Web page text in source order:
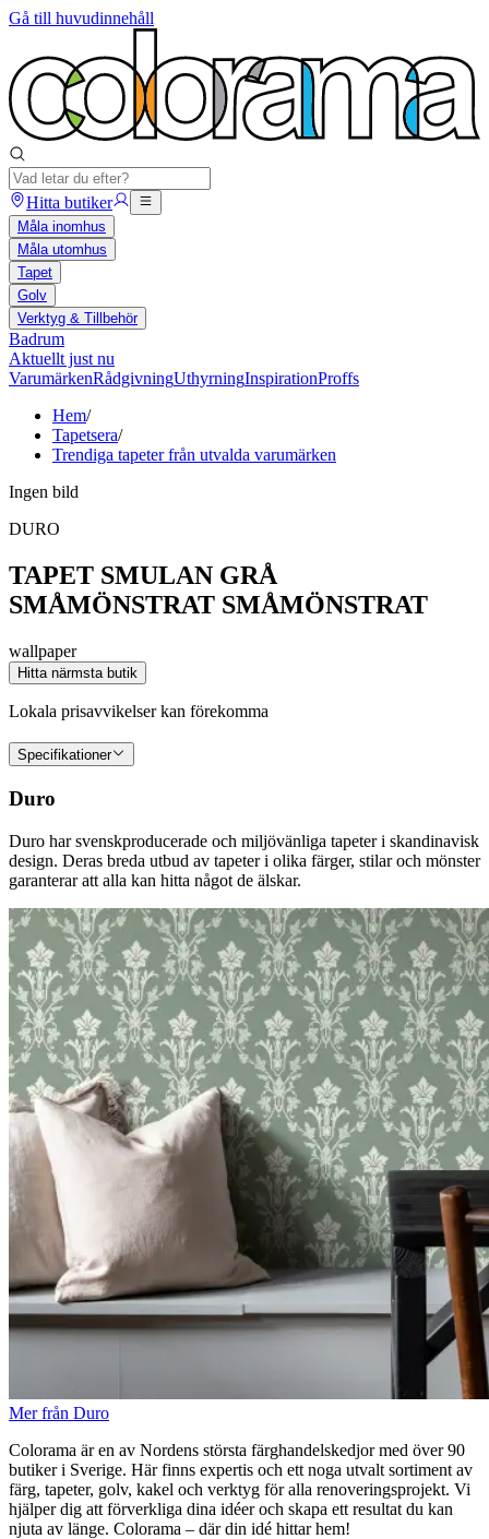
Gå till huvudinnehåll
Hitta butiker
Måla inomhus
Måla utomhus
Tapet
Golv
Verktyg & Tillbehör
Badrum
Aktuellt just nu
VarumärkenRådgivningUthyrningInspirationProffs
Hem/
Tapetsera/
Trendiga tapeter från utvalda varumärken
Ingen bild
DURO
TAPET SMULAN GRÅ
SMÅMÖNSTRAT SMÅMÖNSTRAT
wallpaper
Hitta närmsta butik
Lokala prisavvikelser kan förekomma
Specifikationer
Duro
Duro har svenskproducerade och miljövänliga tapeter i skandinavisk
design. Deras breda utbud av tapeter i olika färger, stilar och mönster
garanterar att alla kan hitta något de älskar.
Mer från Duro
Colorama är en av Nordens största färghandelskedjor med över 90
butiker i Sverige. Här finns expertis och ett noga utvalt sortiment av
färg, tapeter, golv, kakel och verktyg för alla renoveringsprojekt. Vi
hjälper dig att förverkliga dina idéer och skapa ett resultat du kan
njuta av länge. Colorama – där din idé hittar hem!